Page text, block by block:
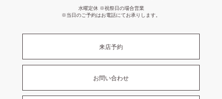
水曜定休 ※祝祭日の場合営業
※当日のご予約はお電話にてお承りします。
来店予約
お問い合わせ